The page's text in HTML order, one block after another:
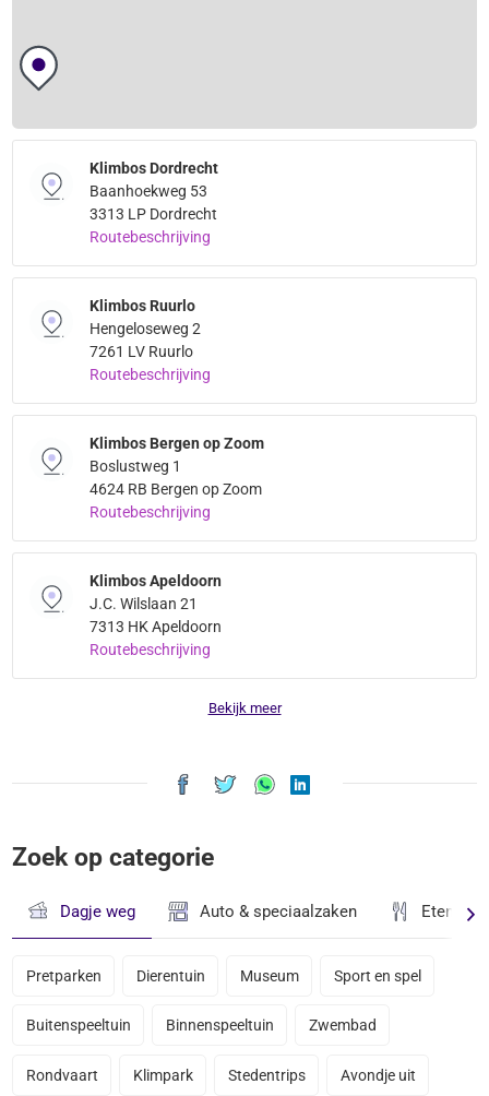
Klimbos Dordrecht
Baanhoekweg 53
3313 LP Dordrecht
Routebeschrijving
Klimbos Ruurlo
Hengeloseweg 2
7261 LV Ruurlo
Routebeschrijving
Klimbos Bergen op Zoom
Boslustweg 1
4624 RB Bergen op Zoom
Routebeschrijving
Klimbos Apeldoorn
J.C. Wilslaan 21
7313 HK Apeldoorn
Routebeschrijving
Bekijk meer
Zoek op categorie
Dagje weg Auto & speciaalzaken Eten &
Pretparken Dierentuin Museum Sport en spel
Buitenspeeltuin Binnenspeeltuin Zwembad
Rondvaart Klimpark Stedentrips Avondje uit